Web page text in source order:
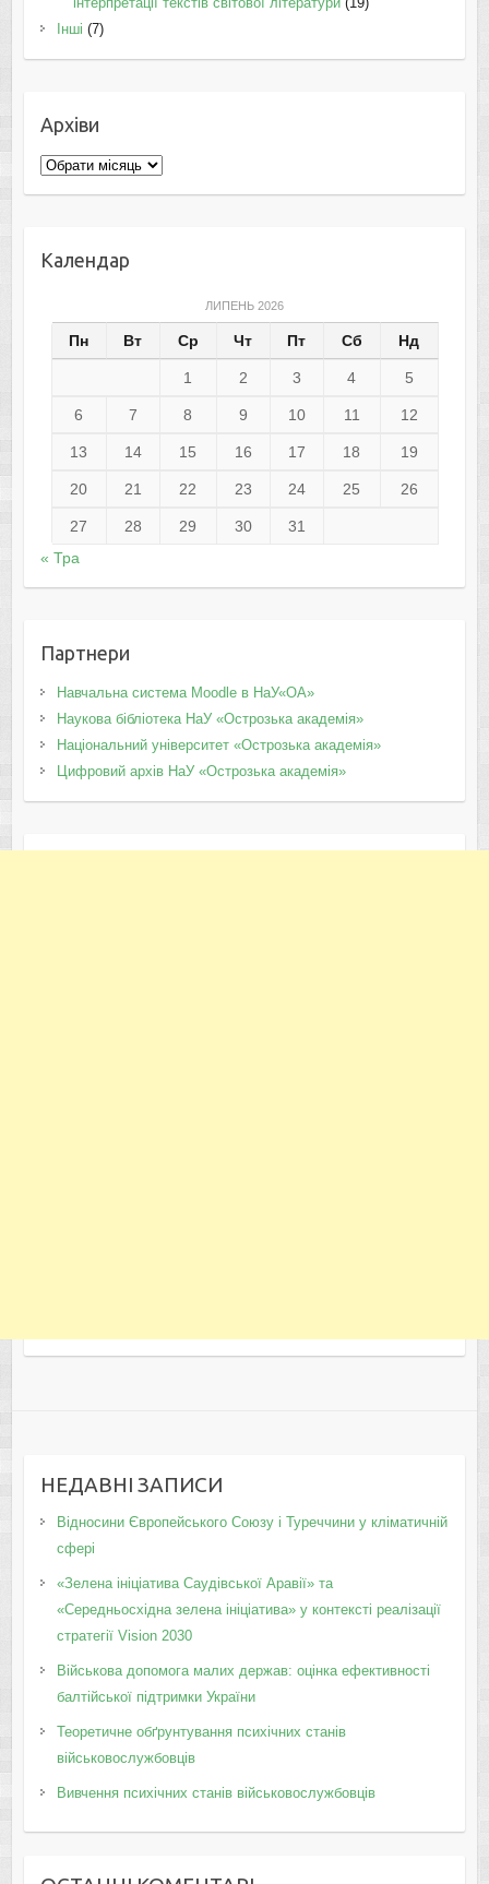
Інші (7)
Архіви
Архіви
Календар
ЛИПЕНЬ 2026
Пн Вт Ср Чт Пт Сб Нд
1 2 3 4 5
6 7 8 9 10 11 12
13 14 15 16 17 18 19
20 21 22 23 24 25 26
27 28 29 30
31
« Тра
Партнери
Навчальна система Moodle в НаУ«ОА»
Наукова бібліотека НаУ «Острозька академія»
Національний університет «Острозька академія»
Цифровий архів НаУ «Острозька академія»
НЕДАВНІ ЗАПИСИ
Відносини Європейського Союзу і Туреччини у кліматичній
сфері
«Зелена ініціатива Саудівської Аравії» та
«Середньосхідна зелена ініціатива» у контексті реалізації
стратегії Vision 2030
Військова допомога малих держав: оцінка ефективності
балтійської підтримки України
Теоретичне обґрунтування психічних станів
військовослужбовців
Вивчення психічних станів військовослужбовців